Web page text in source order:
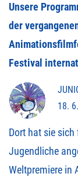
Unsere
der
Festival
18.
Dort hat sie
Jugendliche
Weltpremiere in